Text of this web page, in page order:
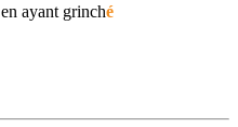
en ayant grinché